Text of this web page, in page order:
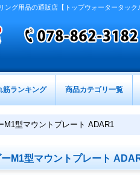
グ用品の通販店【トップウォータータック
筋ランキング 商品カテゴリ一覧
型マウントプレート ADAR1
M1型マウントプレート